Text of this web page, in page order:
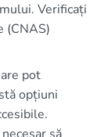
Verificați
(CNAS)
pot
opțiuni